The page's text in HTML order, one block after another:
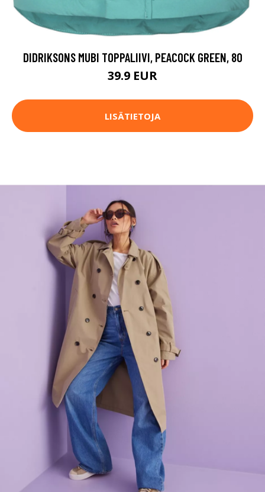
DIDRIKSONS MUBI TOPPALIIVI, PEACOCK GREEN, 80
39.9 EUR
LISÄTIETOJA